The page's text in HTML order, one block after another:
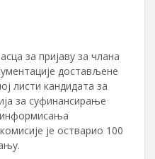
за пријаву за члана
достављене
листи кандидата за
за суфинансирање
информисања
је остварио 100